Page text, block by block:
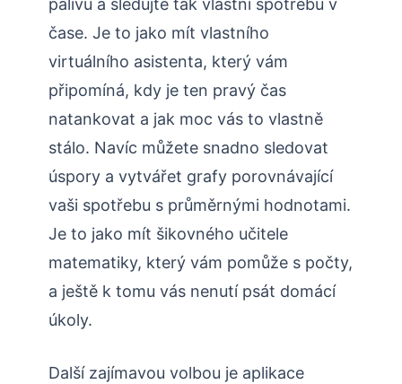
palivu a sledujte tak vlastní spotřebu v
čase. Je to jako mít vlastního
virtuálního asistenta, který vám
připomíná, kdy je ten pravý čas
natankovat a jak moc vás to vlastně
stálo. Navíc můžete snadno sledovat
úspory a vytvářet grafy porovnávající
vaši spotřebu s průměrnými hodnotami.
Je to jako mít šikovného učitele
matematiky, který vám pomůže s počty,
a ještě k tomu vás nenutí psát domácí
úkoly.
Další zajímavou volbou je aplikace